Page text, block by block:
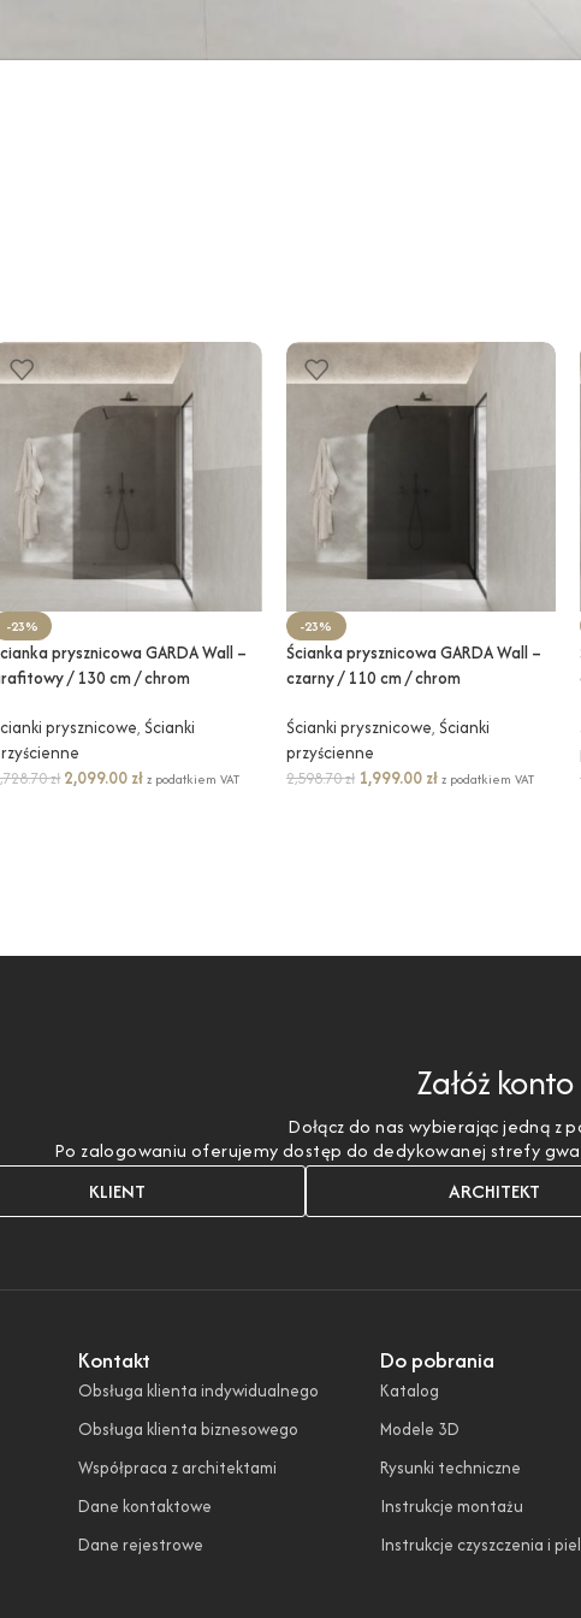
-23%
prysznicowa GARDA Wall –
/ 130 cm / chrom
prysznicowe, Ścianki
zł2,099.00 zł z podatkiem VAT
-23%
Ścianka prysznicowa GARDA Wall –
czarny / 110 cm / chrom
Ścianki prysznicowe, Ścianki
przyścienne
2,598.70zł 1,999.00 zł z podatkiem VAT
Załóż konto
Dołącz do nas wybierając jedną z
Po zalogowaniu oferujemy dostęp do dedykowanej strefy
KLIENT ARCHITEKT
Kontakt
Obsługa klienta indywidualnego
Obsługa klienta biznesowego
Współpraca z architektami
Dane kontaktowe
Dane rejestrowe
Do pobrania
Katalog
Modele 3D
Rysunki techniczne
Instrukcje montażu
Instrukcje czyszczenia i